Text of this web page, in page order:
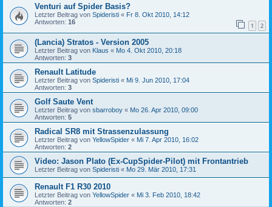
Venturi auf Spider Basis?
Letzter Beitrag von Spideristi « Fr 8. Okt 2010, 14:12
Antworten: 16 1 2
(Lancia) Stratos - Version 2005
Letzter Beitrag von Klaus « Mo 4. Okt 2010, 20:18
Antworten: 3
Renault Latitude
Letzter Beitrag von Spideristi « Mi 9. Jun 2010, 17:04
Antworten: 3
Golf Saute Vent
Letzter Beitrag von sbarroboy « Mo 26. Apr 2010, 09:00
Antworten: 5
Radical SR8 mit Strassenzulassung
Letzter Beitrag von YellowSpider « Mi 7. Apr 2010, 16:02
Antworten: 2
Video: Jason Plato (Ex-CupSpider-Pilot) mit Frontantrieb
Letzter Beitrag von Spideristi « Mo 29. Mär 2010, 17:31
Renault F1 R30 2010
Letzter Beitrag von YellowSpider « Mi 3. Feb 2010, 18:42
Antworten: 2